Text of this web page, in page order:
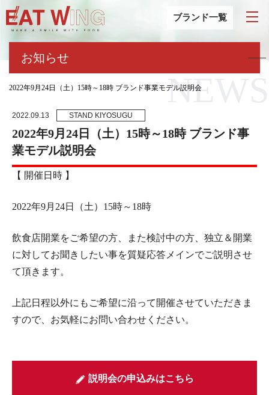
ブランド一覧
2022年9月24日（土）15時～18時 ブランド事業モデル説明会NEWS
お知らせ
2022.09.13 STAND KIYOSUGU
2022年9月24日（土）15時～18時 ブランド事
業モデル説明会
【 開催日時 】
2022年9月24日（土）15時～18時
飲食店開業をご希望の方、また検討中の方、独立＆開業
に対してお聞きしたい事を質疑応答メインでご説明させ
て頂きます。
上記日程以外にもご希望に沿って開催させていただきま
すので、お気軽にお問い合わせください。
説明会の申込みはこちら